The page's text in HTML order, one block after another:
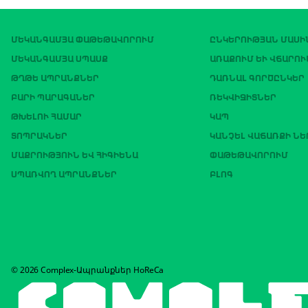
ՄԵԿԱՆԳԱՄՅԱ ՓԱԹԵԹԱՎՈՐՈՒՄ
ՄԵԿԱՆԳԱՄՅԱ ՍՊԱՍՔ
ԹՂԹԵ ԱՊՐԱՆՔՆԵՐ
ԲԱՐԻ ՊԱՐԱԳԱՆԵՐ
ԹԽԵԼՈՒ ՀԱՄԱՐ
ՏՈՊՐԱԿՆԵՐ
ՄԱՔՐՈՒԹՅՈՒՆ ԵՎ ՀԻԳԻԵՆԱ
ՍՊԱՌՎՈՂ ԱՊՐԱՆՔՆԵՐ
ԸՆԿԵՐՈՒԹՅԱՆ
ԱՌԱՔՈՒՄ ԵՒ
ԴԱՌՆԱԼ ԳՈՐԾԸՆԿԵՐ
ՌԵԿՎԻԶԻՏՆԵՐ
ԿԱՊ
ԿԱՆՉԵԼ ՎԱՃԱՌՔԻ
ՓԱԹԵԹԱՎՈՐՈՒՄ
ԲԼՈԳ
© 2026 Complex-Ապրանքներ HoReCa